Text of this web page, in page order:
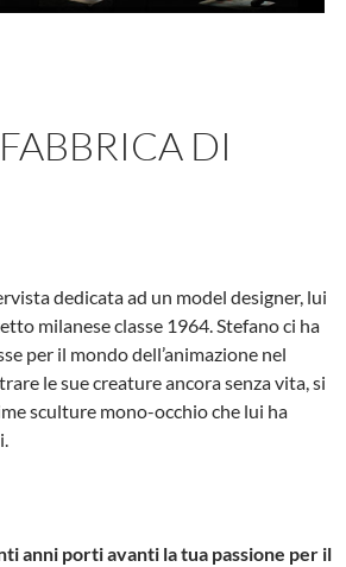
DI
dedicata ad un model designer, lui
milanese classe 1964. Stefano ci ha
per il mondo dell’animazione nel
le sue creature ancora senza vita, si
sculture mono-occhio che lui ha
anni porti avanti la tua passione per il